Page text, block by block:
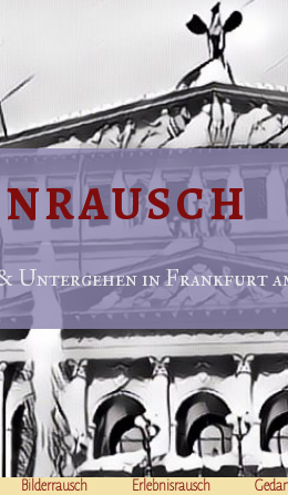
Untergehen in Frankfurt
Bilderrausch Erlebnisrausch